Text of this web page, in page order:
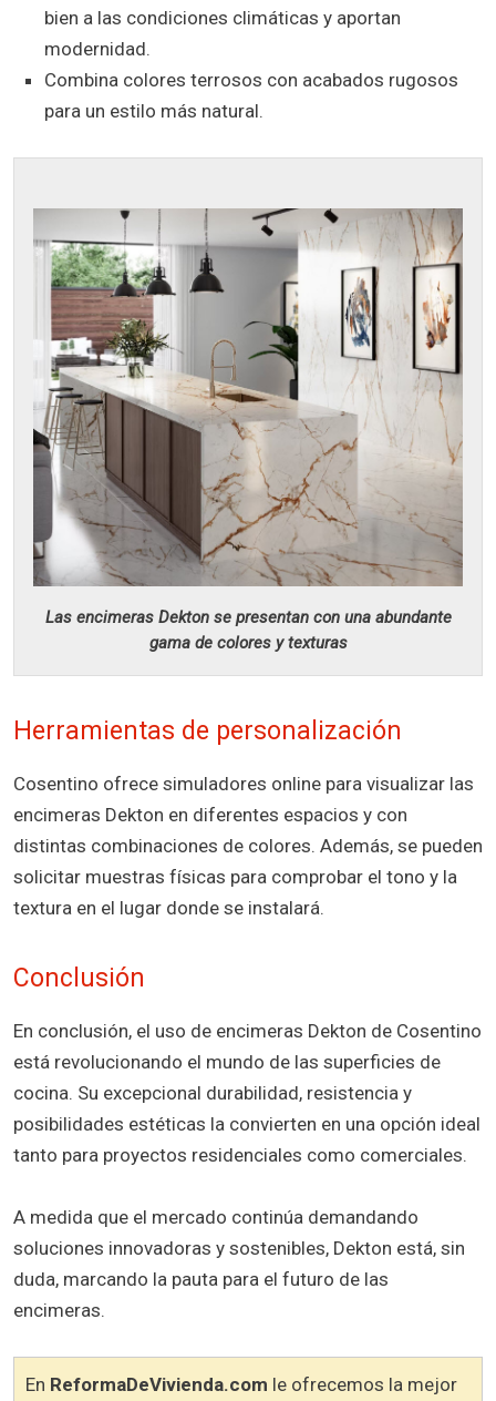
bien a las condiciones climáticas y aportan
modernidad.
Combina colores terrosos con acabados rugosos
para un estilo más natural.
Las encimeras Dekton se presentan con una abundante
gama de colores y texturas
Herramientas de personalización
Cosentino ofrece simuladores online para visualizar las
encimeras Dekton en diferentes espacios y con
distintas combinaciones de colores. Además, se pueden
solicitar muestras físicas para comprobar el tono y la
textura en el lugar donde se instalará.
Conclusión
En conclusión, el uso de encimeras Dekton de Cosentino
está revolucionando el mundo de las superficies de
cocina. Su excepcional durabilidad, resistencia y
posibilidades estéticas la convierten en una opción ideal
tanto para proyectos residenciales como comerciales.
A medida que el mercado continúa demandando
soluciones innovadoras y sostenibles, Dekton está, sin
duda, marcando la pauta para el futuro de las
encimeras.
En ReformaDeVivienda.com le ofrecemos la mejor